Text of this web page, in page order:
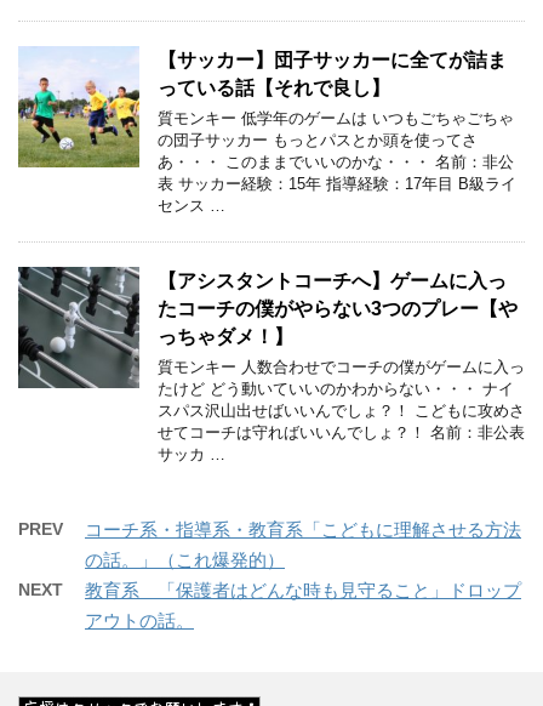
【サッカー】団子サッカーに全てが詰ま
っている話【それで良し】
質モンキー 低学年のゲームは いつもごちゃごちゃ
の団子サッカー もっとパスとか頭を使ってさ
あ・・・ このままでいいのかな・・・ 名前：非公
表 サッカー経験：15年 指導経験：17年目 B級ライ
センス …
【アシスタントコーチへ】ゲームに入っ
たコーチの僕がやらない3つのプレー【や
っちゃダメ！】
質モンキー 人数合わせでコーチの僕がゲームに入っ
たけど どう動いていいのかわからない・・・ ナイ
スパス沢山出せばいいんでしょ？！ こどもに攻めさ
せてコーチは守ればいいんでしょ？！ 名前：非公表
サッカ …
PREV
コーチ系・指導系・教育系「こどもに理解させる方法
の話。」（これ爆発的）
NEXT
教育系 「保護者はどんな時も見守ること」ドロップ
アウトの話。